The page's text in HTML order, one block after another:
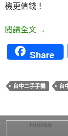
機更值錢！
閱讀全文 賣手機
→
Share
台中二手手機 台